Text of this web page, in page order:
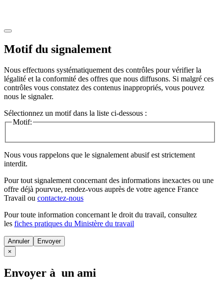
Motif du signalement
Nous effectuons systématiquement des contrôles pour vérifier la
légalité et la conformité des offres que nous diffusons. Si malgré ces
contrôles vous constatez des contenus inappropriés, vous pouvez
nous le signaler.
Sélectionnez un motif dans la liste ci-dessous :
Motif:
Nous vous rappelons que le signalement abusif est strictement
interdit.
Pour tout signalement concernant des informations inexactes ou une
offre déjà pourvue, rendez-vous auprès de votre agence France
Travail ou contactez-nous
Pour toute information concernant le droit du travail, consultez
les fiches pratiques du Ministère du travail
Annuler
×
Envoyer à un ami